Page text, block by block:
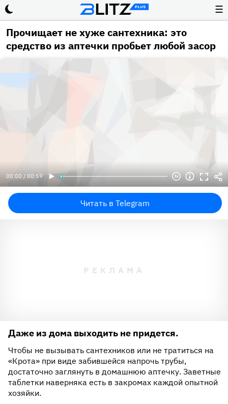
☰
Прочищает не хуже сантехника: это
средство из аптечки пробьет любой засор
00:00 / 00:59
Читать в Telegram
Даже из дома выходить не придется.
Чтобы не вызывать сантехников или не тратиться на
«Крота» при виде забившейся напрочь трубы,
достаточно заглянуть в домашнюю аптечку. Заветные
таблетки наверняка есть в закромах каждой опытной
хозяйки.